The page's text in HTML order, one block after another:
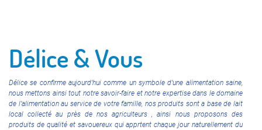
Délice & Vous
Délice se confirme aujourd’hui comme un symbole d’une alimentation saine,
nous mettons ainsi tout notre savoir-faire et notre expertise dans le domaine
de l’alimentation au service de votre famille, nos produits sont a base de lait
local collecté au près de nos agriculteurs , ainsi nous proposons des
produits de qualité et savouereux qui apprtent chaque jour naturellement du